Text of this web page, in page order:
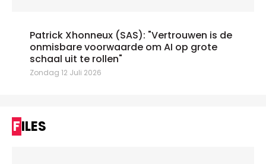
Patrick Xhonneux (SAS): "Vertrouwen is de
onmisbare voorwaarde om AI op grote
schaal uit te rollen"
Zondag 12 Juli 2026
FILES